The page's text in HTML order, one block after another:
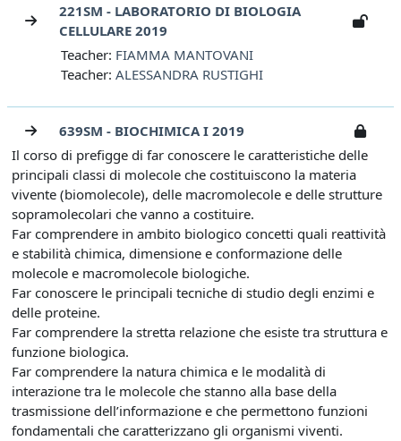
221SM - LABORATORIO DI BIOLOGIA
CELLULARE 2019
Teacher: FIAMMA MANTOVANI
Teacher: ALESSANDRA RUSTIGHI
639SM - BIOCHIMICA I 2019
Il corso di prefigge di far conoscere le caratteristiche delle
principali classi di molecole che costituiscono la materia
vivente (biomolecole), delle macromolecole e delle strutture
sopramolecolari che vanno a costituire.
Far comprendere in ambito biologico concetti quali reattività
e stabilità chimica, dimensione e conformazione delle
molecole e macromolecole biologiche.
Far conoscere le principali tecniche di studio degli enzimi e
delle proteine.
Far comprendere la stretta relazione che esiste tra struttura e
funzione biologica.
Far comprendere la natura chimica e le modalità di
interazione tra le molecole che stanno alla base della
trasmissione dell’informazione e che permettono funzioni
fondamentali che caratterizzano gli organismi viventi.